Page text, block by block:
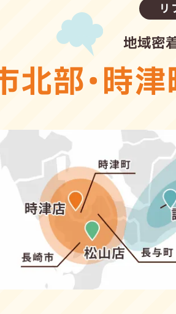
リ
地域密
北部・時津